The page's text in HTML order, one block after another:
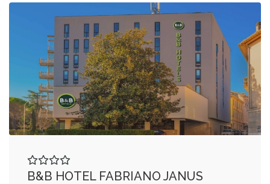
B&B HOTEL FABRIANO JANUS